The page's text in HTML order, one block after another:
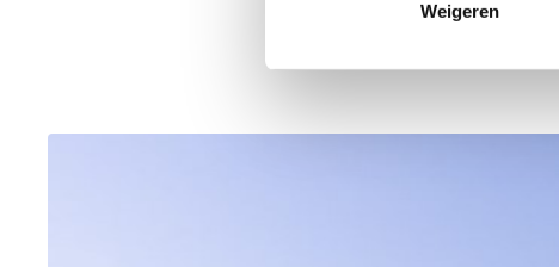
Weigeren
Verhard